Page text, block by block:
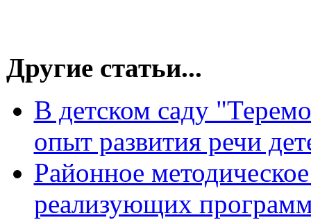
Другие статьи...
В детском саду
опыт развития речи
Районное
реализующих